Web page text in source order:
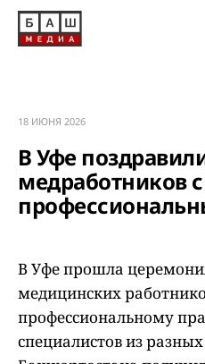
18 ИЮНЯ 2026
В Уфе
медработников с
В Уфе прошла
медицинских
профессиональному
специалистов из